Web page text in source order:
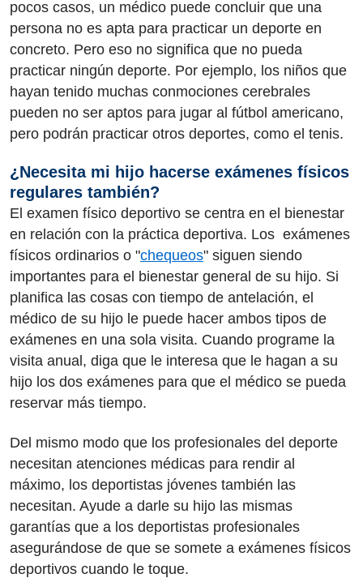
pocos casos, un médico puede concluir que una
persona no es apta para practicar un deporte en
concreto. Pero eso no significa que no pueda
practicar ningún deporte. Por ejemplo, los niños que
hayan tenido muchas conmociones cerebrales
pueden no ser aptos para jugar al fútbol americano,
pero podrán practicar otros deportes, como el tenis.
¿Necesita mi hijo hacerse exámenes físicos
regulares también?
El examen físico deportivo se centra en el bienestar
en relación con la práctica deportiva. Los exámenes
físicos ordinarios o "chequeos" siguen siendo
importantes para el bienestar general de su hijo. Si
planifica las cosas con tiempo de antelación, el
médico de su hijo le puede hacer ambos tipos de
exámenes en una sola visita. Cuando programe la
visita anual, diga que le interesa que le hagan a su
hijo los dos exámenes para que el médico se pueda
reservar más tiempo.
Del mismo modo que los profesionales del deporte
necesitan atenciones médicas para rendir al
máximo, los deportistas jóvenes también las
necesitan. Ayude a darle su hijo las mismas
garantías que a los deportistas profesionales
asegurándose de que se somete a exámenes físicos
deportivos cuando le toque.